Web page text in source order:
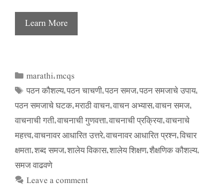
Learn More
Categories
marathi,mcqs
Tags
पठन कौशल्य,पठन चाचणी,पठन समज,पठन समजाचे उपाय,
पठन समजाचे घटक,मराठी वाचन,वाचन अभ्यास,वाचन समज,
वाचनाची गती,वाचनाची गुणवत्ता,वाचनाची प्रक्रिया,वाचनाचे
महत्त्व,वाचनावर आधारित उत्तरे,वाचनावर आधारित प्रश्न,विचार
क्षमता,शब्द समज,शालेय विकास,शालेय शिक्षण,शैक्षणिक कौशल्य,
समज वाढवणे
Leave a comment